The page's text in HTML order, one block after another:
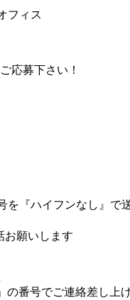
フィス
応募下さい！
を『ハイフンなし』で
お願いします
の番号でご連絡差し上